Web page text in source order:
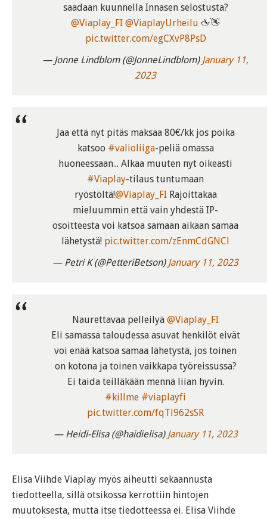
saadaan kuunnella Innasen selostusta?
@Viaplay_FI @ViaplayUrheilu 🖕👋
pic.twitter.com/egCXvP8PsD
— Jonne Lindblom (@JonneLindblom) January 11,
2023
Jaa että nyt pitäs maksaa 80€/kk jos poika
katsoo #valioliiga-peliä omassa
huoneessaan... Alkaa muuten nyt oikeasti
#Viaplay-tilaus tuntumaan
ryöstöltä!@Viaplay_FIRajoittakaa
mieluummin että vain yhdestä IP-
osoitteesta voi katsoa samaan aikaan samaa
lähetystä! pic.twitter.com/zEnmCdGNCl
— Petri K (@PetteriBetson) January 11, 2023
Naurettavaa pelleilyä @Viaplay_FI
Eli samassa taloudessa asuvat henkilöt eivät
voi enää katsoa samaa lähetystä, jos toinen
on kotona ja toinen vaikkapa työreissussa?
Ei taida teilläkään mennä liian hyvin.
#killme #viaplayfi
pic.twitter.com/fqTl962sSR
— Heidi-Elisa (@haidielisa) January 11, 2023
Elisa Viihde Viaplay myös aiheutti sekaannusta
tiedotteella, sillä otsikossa kerrottiin hintojen
muutoksesta, mutta itse tiedotteessa ei. Elisa Viihde